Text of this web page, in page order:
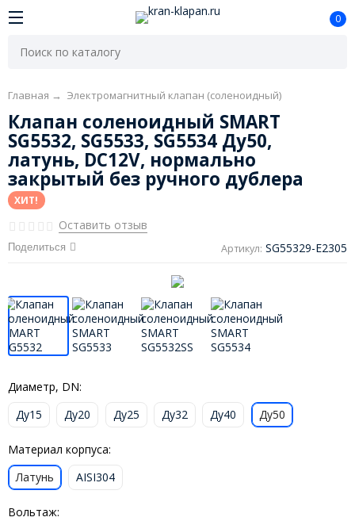
0
Главная → Электромагнитный клапан (соленоидный)
Клапан соленоидный SMART
SG5532, SG5533, SG5534 Ду50,
латунь, DC12V, нормально
закрытый без ручного дублера
ХИТ!
Оставить отзыв
Поделиться Артикул: SG55329-E2305
Диаметр, DN:
Ду15
Ду20 Ду25 Ду32 Ду40 Ду50
Материал корпуса:
Латунь
AISI304
Вольтаж: